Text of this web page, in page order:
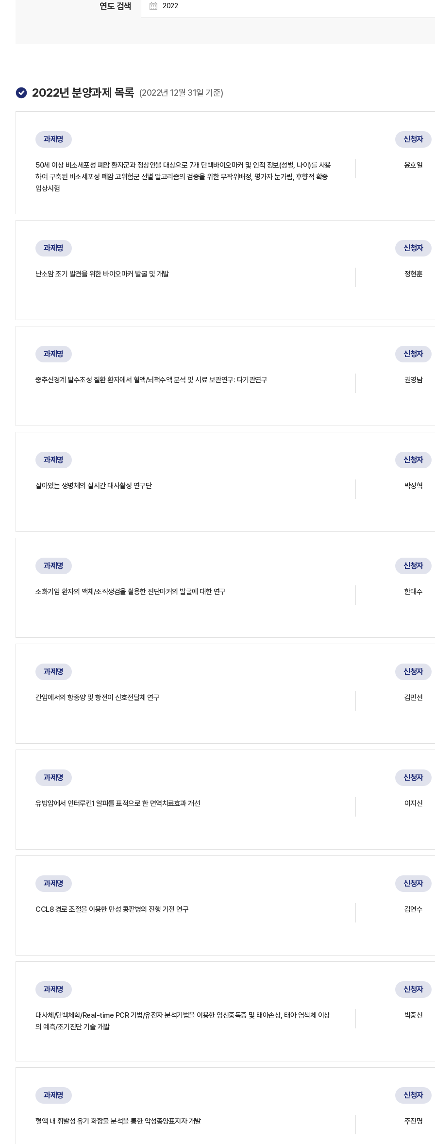
연도 검색
2022년 분양과제 목록 (2022년 12월 31일 기준)
과제명
50세 이상 비소세포성 폐암 환자군과 정상인을 대상으로 7개 단백바이오마커 및 인적 정보(성별, 나이)를 사용
하여 구축된 비소세포성 폐암 고위험군 선별 알고리즘의 검증을 위한 무작위배정, 평가자 눈가림, 후향적 확증
임상시험
신청자
윤호일
과제명
난소암 조기 발견을 위한 바이오마커 발굴 및 개발
신청자
정현훈
과제명
중추신경계 탈수초성 질환 환자에서 혈액/뇌척수액 분석 및 시료 보관연구: 다기관연구
신청자
권영남
과제명
살아있는 생명체의 실시간 대사활성 연구단
신청자
박성혁
과제명
소화기암 환자의 액체/조직생검을 활용한 진단마커의 발굴에 대한 연구
신청자
한태수
과제명
간암에서의 항종양 및 항전이 신호전달체 연구
신청자
김민선
과제명
유방암에서 인터루킨1 알파를 표적으로 한 면역치료효과 개선
신청자
이지신
과제명
CCL8 경로 조절을 이용한 만성 콩팥병의 진행 기전 연구
신청자
김연수
과제명
대사체/단백체학/Real-time PCR 기법/유전자 분석기법을 이용한 임신중독증 및 태아손상, 태아 염색체 이상
의 예측/조기진단 기술 개발
신청자
박중신
과제명
혈액 내 휘발성 유기 화합물 분석을 통한 악성종양표지자 개발
신청자
주진명